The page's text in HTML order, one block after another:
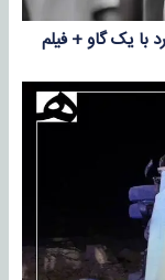
با یک گاو + فیلم